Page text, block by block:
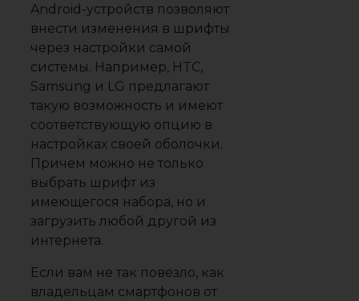
Android-устройств позволяют
внести изменения в шрифты
через настройки самой
системы. Например, HTC,
Samsung и LG предлагают
такую возможность и имеют
соответствующую опцию в
настройках своей оболочки.
Причем можно не только
выбрать шрифт из
имеющегося набора, но и
загрузить любой другой из
интернета.
Если вам не так повезло, как
владельцам смартфонов от